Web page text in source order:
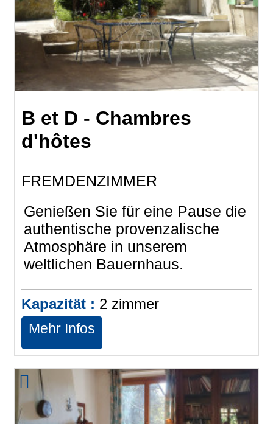
B et D - Chambres
d'hôtes
FREMDENZIMMER
Genießen Sie für eine Pause die
authentische provenzalische
Atmosphäre in unserem
weltlichen Bauernhaus.
Kapazität : 2 zimmer
Mehr Infos